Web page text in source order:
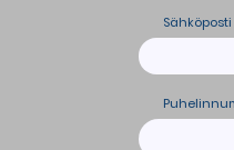
Sähköposti